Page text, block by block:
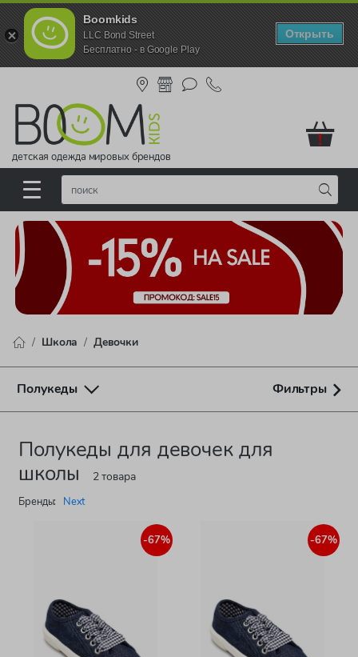
Boomkids
LLC Bond Street
Бесплатно - в Google Play
Открыть
детская одежда мировых брендов
!
Школа Девочки
Полукеды Фильтры
Полукеды для девочек для
школы
2 товара
Бренды: Next
-67% -67%